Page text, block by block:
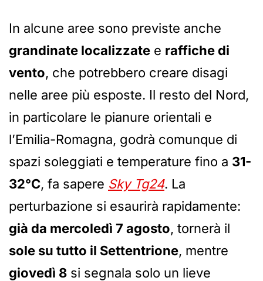
In alcune aree sono previste anche
grandinate localizzate e raffiche di
vento, che potrebbero creare disagi
nelle aree più esposte. Il resto del Nord,
in particolare le pianure orientali e
l’Emilia-Romagna, godrà comunque di
spazi soleggiati e temperature fino a 31-
32°C, fa sapere Sky Tg24. La
perturbazione si esaurirà rapidamente:
già da mercoledì 7 agosto, tornerà il
sole su tutto il Settentrione, mentre
giovedì 8 si segnala solo un lieve